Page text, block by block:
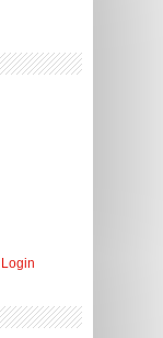
Login